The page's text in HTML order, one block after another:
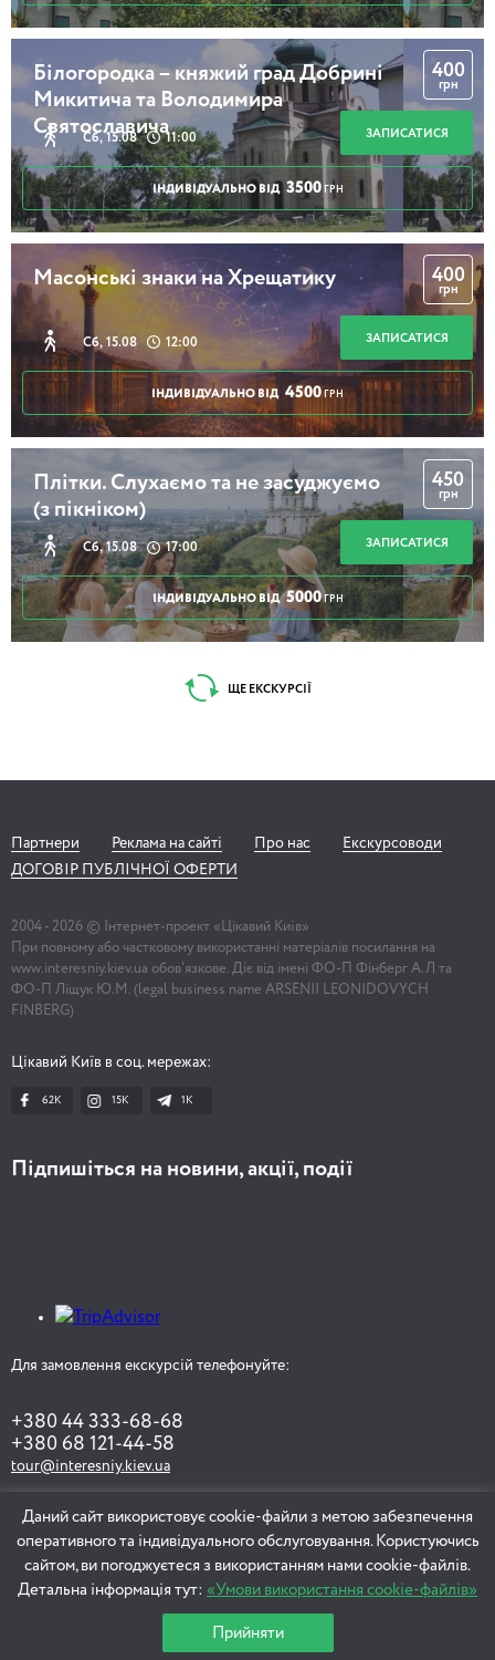
Білогородка – княжий град Добрині
Микитича та Володимира
Святославича
Сб, 15.08 11:00
400
грн
ЗАПИСАТИСЯ
ІНДИВІДУАЛЬНО ВІД 3500 ГРН
Масонські знаки на Хрещатику
Сб, 15.08 12:00
400
грн
ЗАПИСАТИСЯ
ІНДИВІДУАЛЬНО ВІД 4500 ГРН
Плітки. Слухаємо та не засуджуємо
(з пікніком)
Сб, 15.08 17:00
450
грн
ЗАПИСАТИСЯ
ІНДИВІДУАЛЬНО ВІД 5000 ГРН
ЩЕ ЕКСКУРСІЇ
Партнери Реклама на сайті Про нас
Екскурсоводи
ДОГОВІР ПУБЛІЧНОЇ ОФЕРТИ
2004 - 2026 © Інтернет-проект «Цікавий Київ»
При повному або частковому використанні матеріалів посилання на
www.interesniy.kiev.ua обов'язкове. Діє від імені ФО-П Фінберг А.Л та
ФО-П Ліщук Ю.М. (legal business name ARSENII LEONIDOVYCH
FINBERG)
Цікавий Київ в соц. мережах:
62K 15K 1К
Підпишіться на новини, акції, події
Для замовлення екскурсій телефонуйте:
+380 44 333-68-68
+380 68 121-44-58
tour@interesniy.kiev.ua
ЗАМОВИТИ ЕКСКУРСІЮ
Даний сайт використовує cookie-файли з метою забезпечення
оперативного та індивідуального обслуговування. Користуючись
сайтом, ви погоджуєтеся з використанням нами cookie-файлів.
Детальна інформація тут: «Умови використання cookie-файлів»
Прийняти